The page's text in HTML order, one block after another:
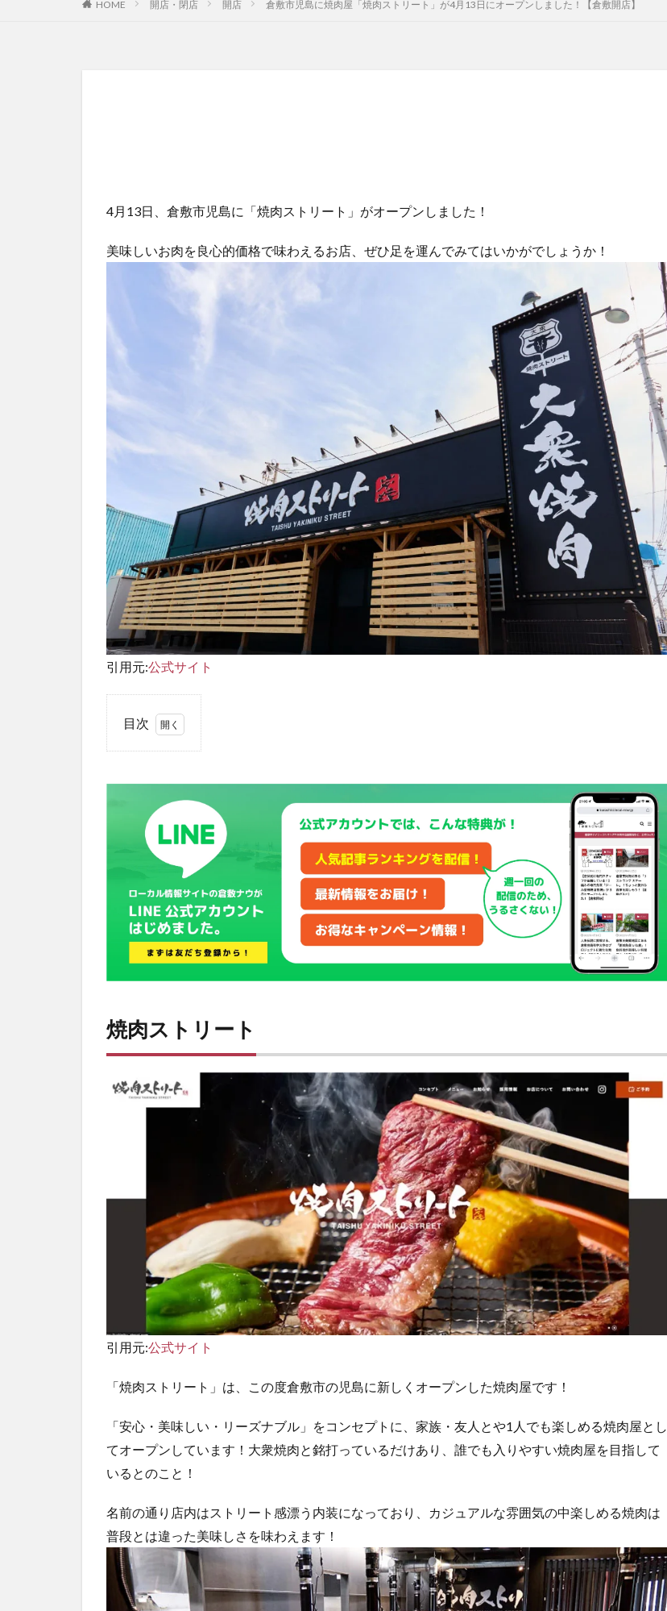
HOME 開店・閉店 開店 倉敷市児島に焼肉屋「焼肉ストリート」が4月13日にオープンしました！【倉敷開店】
4月13日、倉敷市児島に「焼肉ストリート」がオープンしました！
美味しいお肉を良心的価格で味わえるお店、ぜひ足を運んでみてはいかがでしょうか！
引用元:公式サイト
目次
肉
2
4月
13
日、
児島
にオ
3
本
情
焼肉ストリート
引用元:公式サイト
「焼肉ストリート」は、この度倉敷市の児島に新しくオープンした焼肉屋です！
「安心・美味しい・リーズナブル」をコンセプトに、家族・友人とや1人でも楽しめる焼肉屋とし
てオープンしています！大衆焼肉と銘打っているだけあり、誰でも入りやすい焼肉屋を目指して
いるとのこと！
名前の通り店内はストリート感漂う内装になっており、カジュアルな雰囲気の中楽しめる焼肉は
普段とは違った美味しさを味わえます！